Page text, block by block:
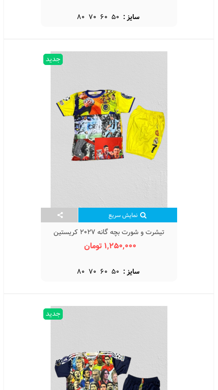
سایز : 50
60
70
80
جدید
نمایش سریع
تیشرت و شورت بچه گانه 2027 کریستین
رونالدو Cristiano Ronaldo 20271,250,000 تومان
سایز : 50
60
70
80
جدید